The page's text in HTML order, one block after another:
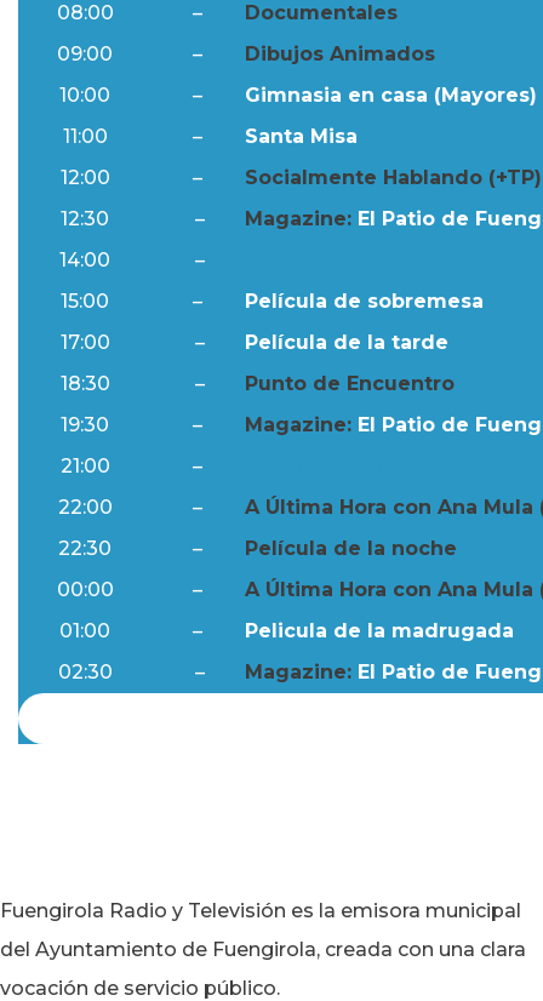
08:00
–
Documentales
09:00
–
Dibujos Animados
10:00
–
Gimnasia en casa (Mayores)
11:00
–
Santa Misa
12:00
–
Socialmente Hablando (+TP)
12:30
– Magazine: El Patio de
14:00
–
15:00
–
Película de sobremesa
17:00
–
Película de la tarde
18:30
–
Punto de Encuentro
19:30
– Magazine: El Patio de
21:00
–
22:00
–
A Última Hora con Ana Mula
22:30
–
Película de la noche
00:00
–
A Última Hora con Ana Mula
01:00
–
Pelicula de la madrugada
02:30
– Magazine: El Patio de
Fuengirola Radio y Televisión es la emisora municipal
del Ayuntamiento de Fuengirola, creada con una clara
vocación de servicio público.